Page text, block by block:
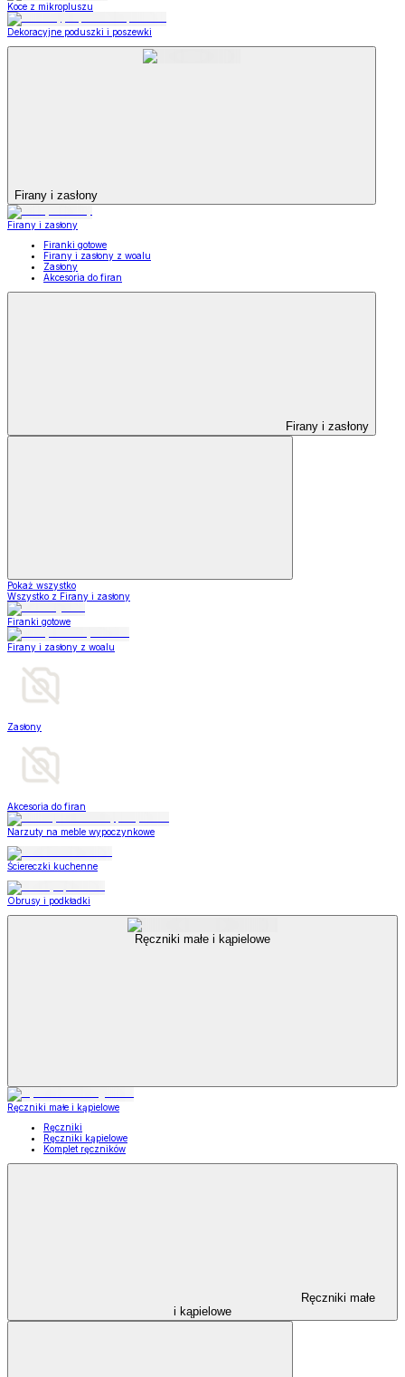
Koce z mikropluszu
Dekoracyjne poduszki i poszewki
Firany i zasłony
Firany i zasłony
Firanki gotowe
Firany i zasłony z woalu
Zasłony
Akcesoria do firan
Firany i zasłony
Pokaż wszystko
Wszystko z Firany i zasłony
Firanki gotowe
Firany i zasłony z woalu
Zasłony
Akcesoria do firan
Narzuty na meble wypoczynkowe
Ściereczki kuchenne
Obrusy i podkładki
Ręczniki małe i kąpielowe
Ręczniki małe i kąpielowe
Ręczniki
Ręczniki kąpielowe
Komplet ręczników
Ręczniki małe
i kąpielowe